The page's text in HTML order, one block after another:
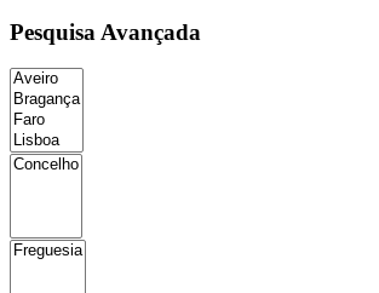
Pesquisa Avançada